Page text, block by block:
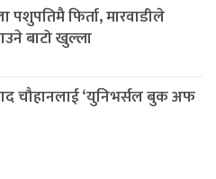
पशुपतिमै फिर्ता, मारवाडीले
बाटो खुल्ला
चौहानलाई ‘युनिभर्सल बुक अफ